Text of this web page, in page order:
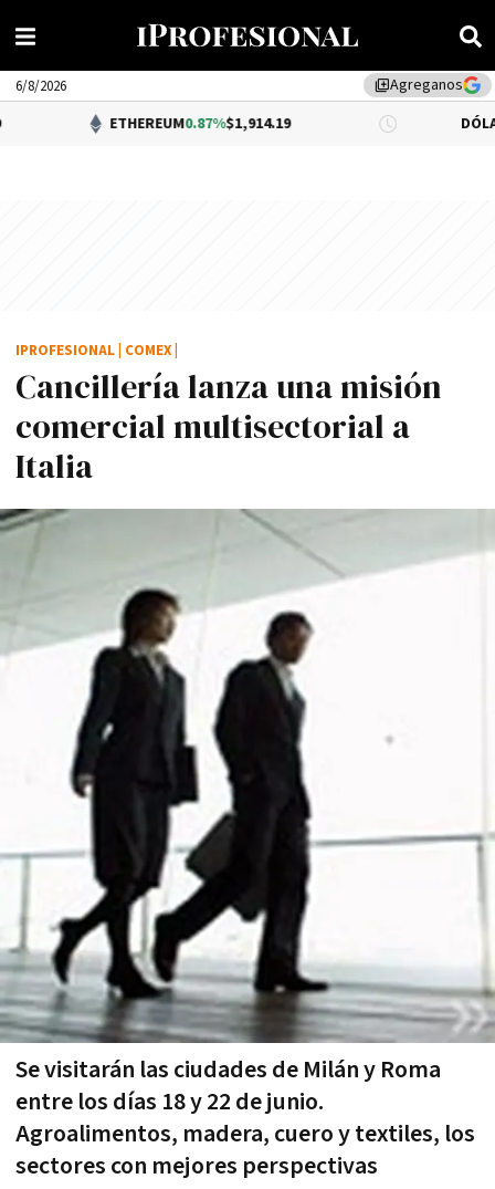
library_addAgreganos
6/8/2026
ETHEREUM 0.87%$1,914.19 DÓLAR BNA
Cancillerí­a lanza una misión
comercial multisectorial a
Italia
Se visitarán las ciudades de Milán y Roma
entre los dí­as 18 y 22 de junio.
Agroalimentos, madera, cuero y textiles, los
sectores con mejores perspectivas
IPROFESIONAL COMEX